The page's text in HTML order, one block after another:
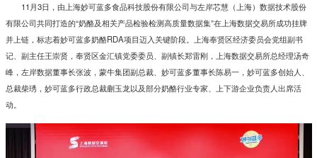
11 月3日，由上海妙可蓝多食品科技股份有限公司与左岸芯慧（上海）数据技术股份
有限公司共同打造的“奶酪及相关产品检验检测高质量数据集”在上海数据交易所成功挂牌
并上链，标志着妙可蓝多奶酪RDA项目迈入关键阶段。上海奉贤区经济委员会党组副书
记、副主任王崇贤，奉贤区金汇镇党委委员、副镇长郑雷刚，上海数据交易所总经理汤奇
峰，左岸数据董事长张波，蒙牛集团副总裁、妙可蓝多董事长陈易一，妙可蓝多创始人、
总裁柴琇，妙可蓝多行政总裁蒯玉龙以及部分奶酪行业专家、上下游企业负责人出席活
动。